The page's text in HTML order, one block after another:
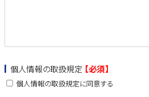
個人情報の取扱規定 【必須】
個人情報の取扱規定に同意する